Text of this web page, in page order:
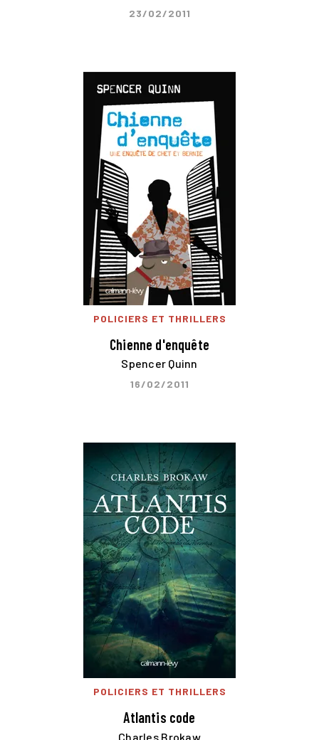
23/02/2011
POLICIERS ET THRILLERS
Chienne d'enquête
Spencer Quinn
16/02/2011
POLICIERS ET THRILLERS
Atlantis code
Charles Brokaw